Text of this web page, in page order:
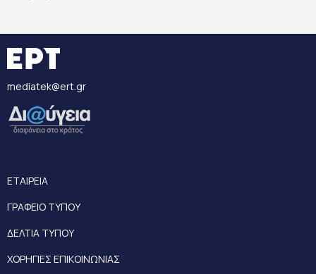
mediatek@ert.gr
ΕΤΑΙΡΕΙΑ
ΓΡΑΦΕΙΟ ΤΥΠΟΥ
ΔΕΛΤΙΑ ΤΥΠΟΥ
ΧΟΡΗΓΙΕΣ ΕΠΙΚΟΙΝΩΝΙΑΣ